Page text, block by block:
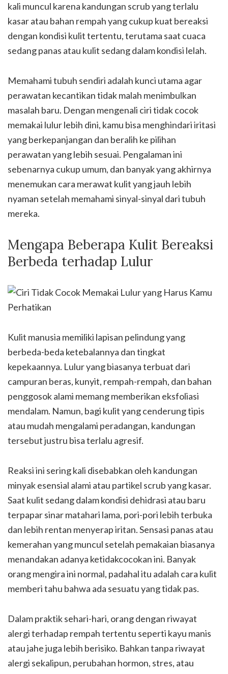
kali muncul karena kandungan scrub yang terlalu
kasar atau bahan rempah yang cukup kuat bereaksi
dengan kondisi kulit tertentu, terutama saat cuaca
sedang panas atau kulit sedang dalam kondisi lelah.
Memahami tubuh sendiri adalah kunci utama agar
perawatan kecantikan tidak malah menimbulkan
masalah baru. Dengan mengenali ciri tidak cocok
memakai lulur lebih dini, kamu bisa menghindari iritasi
yang berkepanjangan dan beralih ke pilihan
perawatan yang lebih sesuai. Pengalaman ini
sebenarnya cukup umum, dan banyak yang akhirnya
menemukan cara merawat kulit yang jauh lebih
nyaman setelah memahami sinyal-sinyal dari tubuh
mereka.
Mengapa Beberapa Kulit Bereaksi
Berbeda terhadap Lulur
Kulit manusia memiliki lapisan pelindung yang
berbeda-beda ketebalannya dan tingkat
kepekaannya. Lulur yang biasanya terbuat dari
campuran beras, kunyit, rempah-rempah, dan bahan
penggosok alami memang memberikan eksfoliasi
mendalam. Namun, bagi kulit yang cenderung tipis
atau mudah mengalami peradangan, kandungan
tersebut justru bisa terlalu agresif.
Reaksi ini sering kali disebabkan oleh kandungan
minyak esensial alami atau partikel scrub yang kasar.
Saat kulit sedang dalam kondisi dehidrasi atau baru
terpapar sinar matahari lama, pori-pori lebih terbuka
dan lebih rentan menyerap iritan. Sensasi panas atau
kemerahan yang muncul setelah pemakaian biasanya
menandakan adanya ketidakcocokan ini. Banyak
orang mengira ini normal, padahal itu adalah cara kulit
memberi tahu bahwa ada sesuatu yang tidak pas.
Dalam praktik sehari-hari, orang dengan riwayat
alergi terhadap rempah tertentu seperti kayu manis
atau jahe juga lebih berisiko. Bahkan tanpa riwayat
alergi sekalipun, perubahan hormon, stres, atau